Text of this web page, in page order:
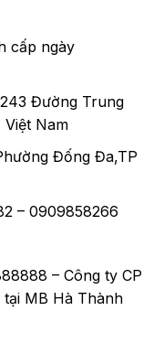
cấp ngày
Đường Trung
Nam
Đống Đa,TP
– 0909858266
– Công ty CP
MB Hà Thành